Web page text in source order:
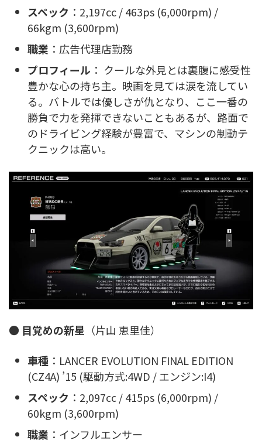
スペック ：2,197cc / 463ps (6,000rpm) /
66kgm (3,600rpm)
職業 ：広告代理店勤務
プロフィール ： クールな外見とは裏腹に感受性
豊かな心の持ち主。映画を見ては涙を流してい
る。バトルでは優しさが仇となり、ここ一番の
勝負で力を発揮できないこともあるが、路面で
のドライビング経験が豊富で、マシンの制動テ
クニックは高い。
● 目覚めの新星 （片山 恵里佳）
車種 ：LANCER EVOLUTION FINAL EDITION
(CZ4A) ’15 (駆動方式:4WD / エンジン:I4)
スペック ：2,097cc / 415ps (6,000rpm) /
60kgm (3,600rpm)
職業 ：インフルエンサー